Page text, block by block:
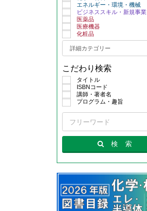
エネルギー・環境・機械
ビジネススキル・新規事業
医薬品
医療機器
化粧品
こだわり検索
タイトル
ISBNコード
講師・著者名
プログラム・趣旨
検 索